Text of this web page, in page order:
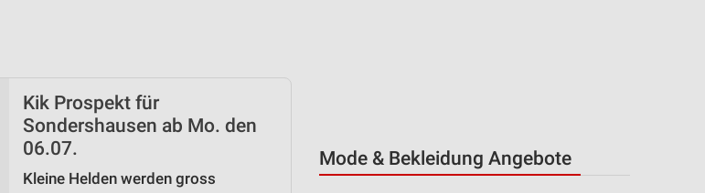
Mode & Bekleidung Angebote
Kik Prospekt für
Sondershausen ab Mo. den
06.07.
Kleine Helden werden gross